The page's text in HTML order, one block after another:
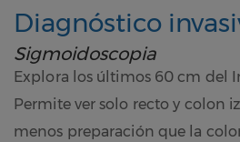
Diagnóstico
Sigmoidoscopia
Explora los últimos 60 cm del
Permite ver solo recto y colon
menos preparación que la